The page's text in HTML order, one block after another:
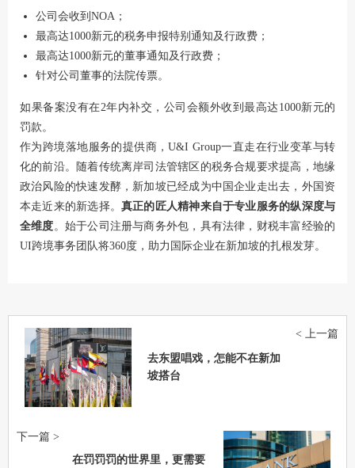
公司会收到NOA；
最高达1000新元的税务申报特别通知及行政费；
最高达1000新元的董事通知及行政费；
针对公司董事的法院传票。
如果备案没有在2年内补交，公司会额外收到最高达1000新元的
罚款。
作为跨境落地服务的提供商，U&I Group一直走在行业变革与转
化的前沿。随着传统离岸司法管辖区的税务合规要求提高，地缘
政治风险的快速发酵，新加坡已经成为中国企业走出去，外国资
本走近来的新选择。 真正的匠人精神来自于专业服务的纵深度与
全维度 。始于公司注册与商务外包，具有法律，财税丰富经验的
UI跨境事务团队将360度，助力国际企业在新加坡的扎根发芽。
去东盟唱戏，怎能不在新加
坡搭台
< 上一篇
在罚罚罚的世界里，更需要
下一篇 >